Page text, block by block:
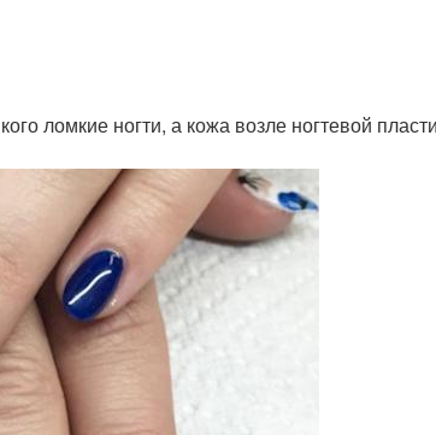
ломкие ногти, а кожа возле ногтевой